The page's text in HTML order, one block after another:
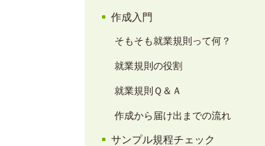
作成入門
そもそも就業規則って何？
就業規則の役割
就業規則Ｑ＆Ａ
作成から届け出までの流れ
サンプル規程チェック